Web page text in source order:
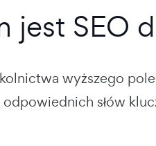
jest SEO
wyższego
odpowiednich słów